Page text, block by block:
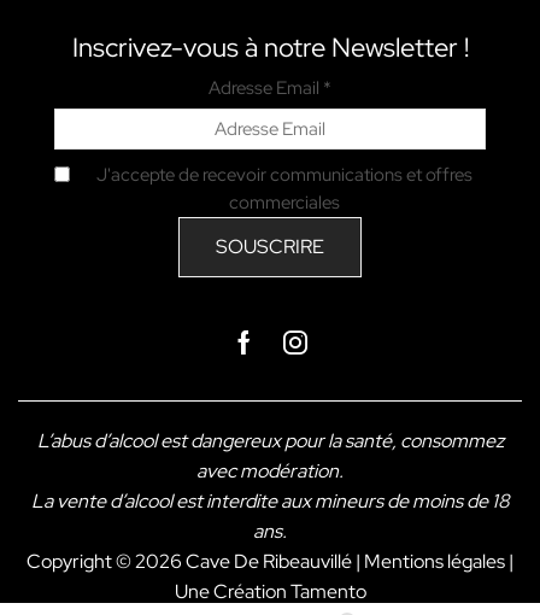
Inscrivez-vous à notre Newsletter !
Adresse Email *
J'accepte de recevoir communications et offres
commerciales
FacebookInstagram
L’abus d’alcool est dangereux pour la santé, consommez
avec modération.
La vente d’alcool est interdite aux mineurs de moins de 18
ans.
Copyright © 2026 Cave De Ribeauvillé | Mentions légales|
Une CréationTamento